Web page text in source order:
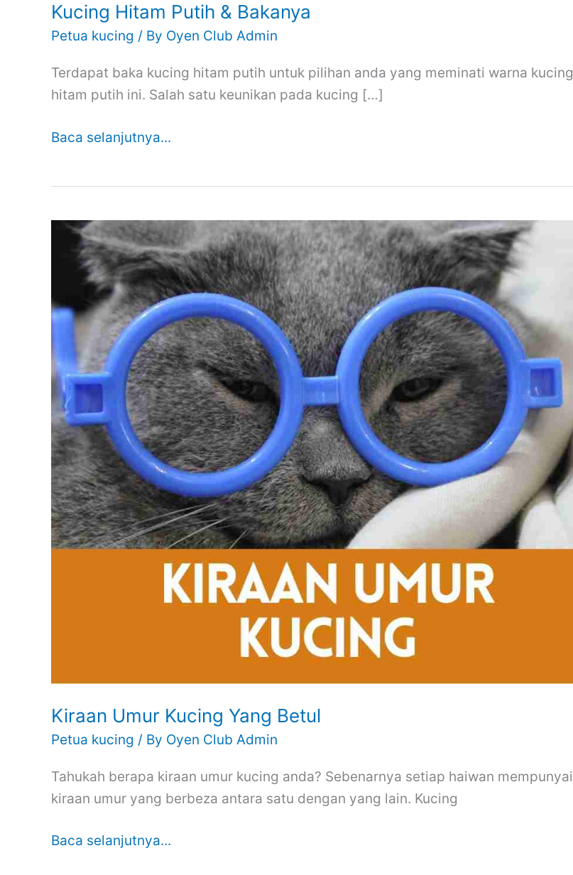
Kucing Hitam Putih & Bakanya
Petua kucing / By Oyen Club Admin
Terdapat baka kucing hitam putih untuk pilihan anda yang meminati warna kucing
hitam putih ini. Salah satu keunikan pada kucing […]
Baca selanjutnya...
Kiraan Umur Kucing Yang Betul
Petua kucing / By Oyen Club Admin
Tahukah berapa kiraan umur kucing anda? Sebenarnya setiap haiwan mempunyai
kiraan umur yang berbeza antara satu dengan yang lain. Kucing
Kiraan
Umur
Kucing
Yang
Betul
Baca selanjutnya...